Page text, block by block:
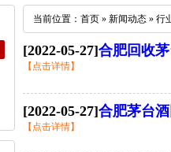
当前位置： 首页 » 新闻动态 » 行
[2022-05-27]合肥回收
【点击详情】
[2022-05-27]合肥茅台
【点击详情】